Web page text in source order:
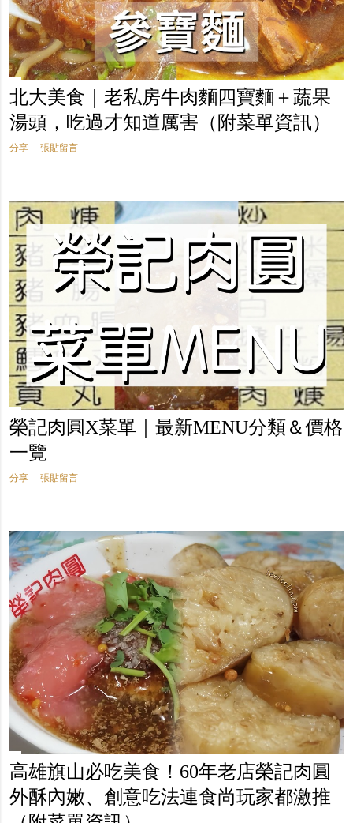
北大美食｜老私房牛肉麵四寶麵＋蔬果
湯頭，吃過才知道厲害（附菜單資訊）
分享 張貼留言
榮記肉圓X菜單｜最新MENU分類＆價格
一覽
分享 張貼留言
高雄旗山必吃美食！60年老店榮記肉圓
外酥內嫩、創意吃法連食尚玩家都激推